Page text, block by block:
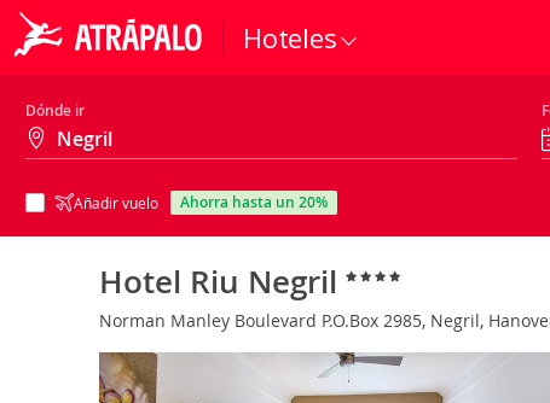
Hoteles
Dónde ir
Añadir vuelo ahorra hasta un 20%
Hotel Riu Negril
Norman Manley Boulevard P.O.Box 2985, Negril,